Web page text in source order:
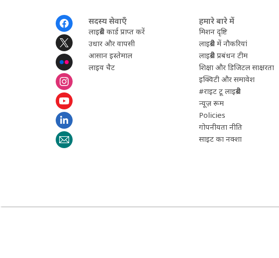
सदस्य सेवाएँ
लाइब्रेरी कार्ड प्राप्त करें
उधार और वापसी
आसान इस्‍तेमाल
लाइव चैट
हमारे बारे में
मिशन दृष्टि
लाइब्रेरी में नौकरियां
लाइब्रेरी प्रबंधन टीम
शिक्षा और डिजिटल साक्षरता
इक्विटी और समावेश
#राइट टू लाइब्रेरी
न्यूज़ रूम
Policies
गोपनीयता नीति
साइट का नक्शा